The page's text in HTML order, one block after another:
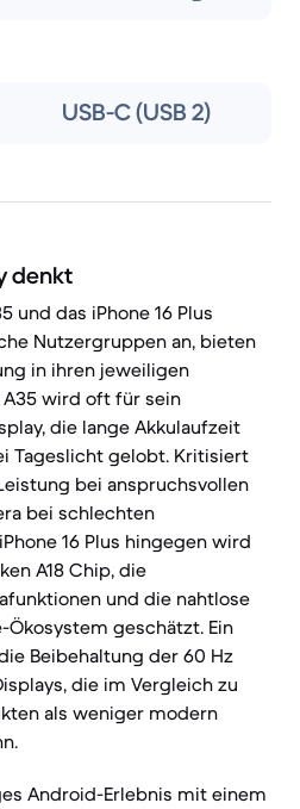
USB-C (USB 2)
denkt
und das iPhone 16 Plus
Nutzergruppen an, bieten
in ihren jeweiligen
A35 wird oft für sein
die lange Akkulaufzeit
Tageslicht gelobt. Kritisiert
bei anspruchsvollen
bei schlechten
16 Plus hingegen wird
A18 Chip, die
und die nahtlose
geschätzt. Ein
Beibehaltung der 60 Hz
die im Vergleich zu
als weniger modern
Android-Erlebnis mit einem